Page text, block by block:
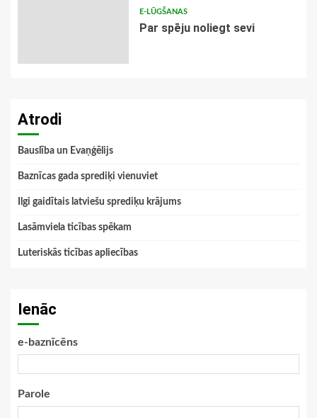
E-LŪGŠANAS
Par spēju noliegt sevi
Atrodi
Bauslība un Evaņģēlijs
Baznīcas gada sprediķi vienuviet
Ilgi gaidītais latviešu sprediķu krājums
Lasāmviela ticības spēkam
Luteriskās ticības apliecības
Ienāc
e-baznīcēns
Parole